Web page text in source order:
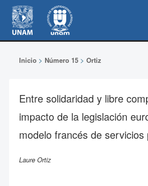
Inicio> Número 15> Ortiz
Entre solidaridad y libre
impacto de la legislación
modelo francés de servicios
Laure Ortiz